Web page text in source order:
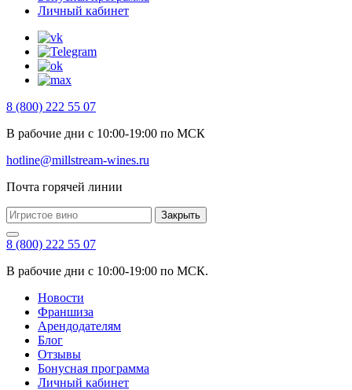
Личный кабинет
8 (800) 222 55 07
В рабочие дни с 10:00-19:00 по МСК
hotline@millstream-wines.ru
Почта горячей линии
Закрыть
8 (800) 222 55 07
В рабочие дни с 10:00-19:00 по МСК.
Новости
Франшиза
Арендодателям
Блог
Отзывы
Бонусная программа
Личный кабинет